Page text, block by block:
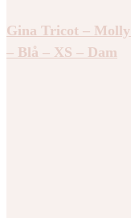
Gina Tricot –
– Blå – XS – Dam